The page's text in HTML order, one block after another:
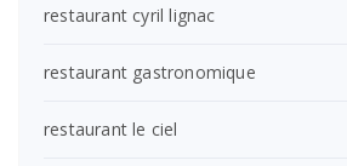
restaurant cyril lignac
restaurant gastronomique
restaurant le ciel